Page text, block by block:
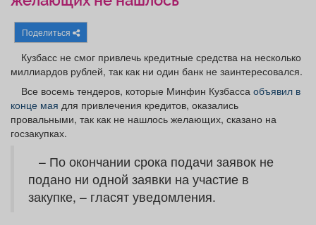
Афиша
Товары Поздравления Погода
ТВ программа Я - пенсионер
Поделиться
Кузбасс не смог привлечь кредитные средства на несколько
миллиардов рублей, так как ни один банк не заинтересовался.
Все восемь тендеров, которые Минфин Кузбасса объявил в
конце мая для привлечения кредитов, оказались
провальными, так как не нашлось желающих, сказано на
госзакупках.
– По окончании срока подачи заявок не
подано ни одной заявки на участие в
закупке, – гласят уведомления.